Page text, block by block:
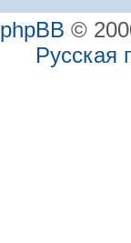
phpBB ©
Русская